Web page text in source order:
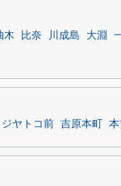
木 比奈 川成島 大淵
ジヤトコ前 吉原本町 本